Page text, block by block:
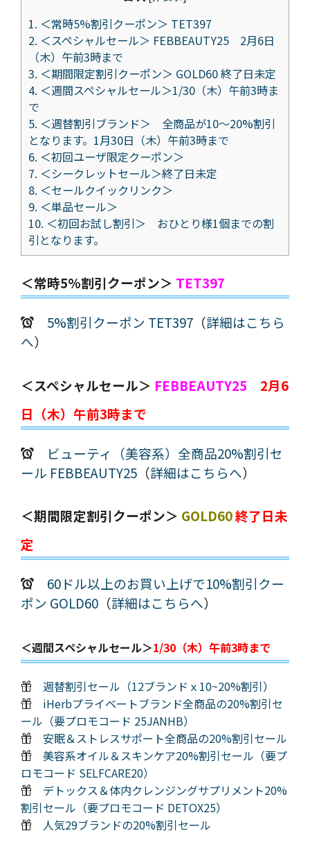
1. ＜常時5%割引クーポン＞ TET397
2. ＜スペシャルセール＞ FEBBEAUTY25 2月6日
（木）午前3時まで
3. ＜期間限定割引クーポン＞ GOLD60 終了日未定
4. ＜週間スペシャルセール＞1/30（木）午前3時ま
で
5. ＜週替割引ブランド＞ 全商品が10～20%割引
となります。1月30日（木）午前3時まで
6. ＜初回ユーザ限定クーポン＞
7. ＜シークレットセール＞終了日未定
8. ＜セールクイックリンク＞
9. ＜単品セール＞
10. ＜初回お試し割引＞ おひとり様1個までの割
引となります。
＜常時5%割引クーポン＞ TET397
5%割引クーポン TET397 （詳細はこちら
へ）
＜スペシャルセール＞ FEBBEAUTY25 2月6
日（木）午前3時まで
ビューティ（美容系）全商品20%割引セ
ール FEBBEAUTY25 （詳細はこちらへ）
＜期間限定割引クーポン＞ GOLD60終了日未
定
60ドル以上のお買い上げで10%割引クー
ポン GOLD60 （詳細はこちらへ）
＜週間スペシャルセール＞1/30（木）午前3時まで
週替割引セール（12ブランドｘ10~20%割引）
iHerbプライベートブランド全商品の20%割引セ
ール（要プロモコード 25JANHB）
安眠＆ストレスサポート全商品の20%割引セール
美容系オイル＆スキンケア20%割引セール（要プ
ロモコード SELFCARE20）
デトックス＆体内クレンジングサプリメント20%
割引セール（要プロモコード DETOX25）
人気29ブランドの20%割引セール